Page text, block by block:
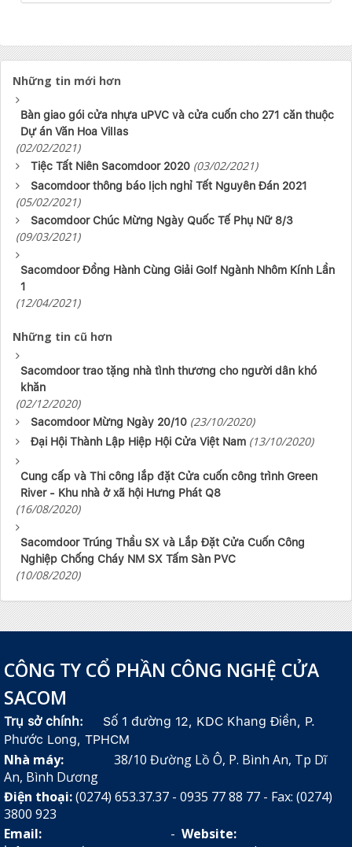
Những tin mới hơn
Bàn giao gói cửa nhựa uPVC và cửa cuốn cho 271 căn thuộc
Dự án Văn Hoa Villas
(02/02/2021)
Tiệc Tất Niên Sacomdoor 2020 (03/02/2021)
Sacomdoor thông báo lịch nghỉ Tết Nguyên Đán 2021
(05/02/2021)
Sacomdoor Chúc Mừng Ngày Quốc Tế Phụ Nữ 8/3
(09/03/2021)
Sacomdoor Đồng Hành Cùng Giải Golf Ngành Nhôm Kính Lần
1
(12/04/2021)
Những tin cũ hơn
Sacomdoor trao tặng nhà tình thương cho người dân khó
khăn
(02/12/2020)
Sacomdoor Mừng Ngày 20/10 (23/10/2020)
Đại Hội Thành Lập Hiệp Hội Cửa Việt Nam (13/10/2020)
Cung cấp và Thi công lắp đặt Cửa cuốn công trình Green
River - Khu nhà ở xã hội Hưng Phát Q8
(16/08/2020)
Sacomdoor Trúng Thầu SX và Lắp Đặt Cửa Cuốn Công
Nghiệp Chống Cháy NM SX Tấm Sàn PVC
(10/08/2020)
CÔNG TY CỔ PHẦN CÔNG NGHỆ CỬA
SACOM
Trụ sở chính:
Số 1 đường 12, KDC Khang Điền, P.
Phước Long, TPHCM
Nhà máy: 38/10 Đường Lồ Ô, P. Bình An, Tp Dĩ
An, Bình Dương
Điện thoại:(0274) 653.37.37 - 0935 77 88 77 - Fax: (0274)
3800 923
Email:
- Website: